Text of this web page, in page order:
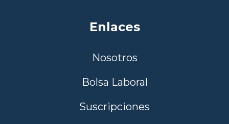
Enlaces
Nosotros
Bolsa Laboral
Suscripciones